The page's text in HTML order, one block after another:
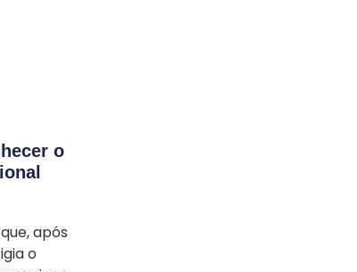
o
após
o